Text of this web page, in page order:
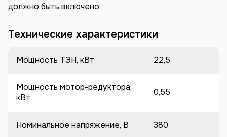
должно быть включено.
Технические характеристики
Мощность ТЭН, кВт 22,5
Мощность мотор-редуктора,
кВт
0,55
Номинальное напряжение, В 380